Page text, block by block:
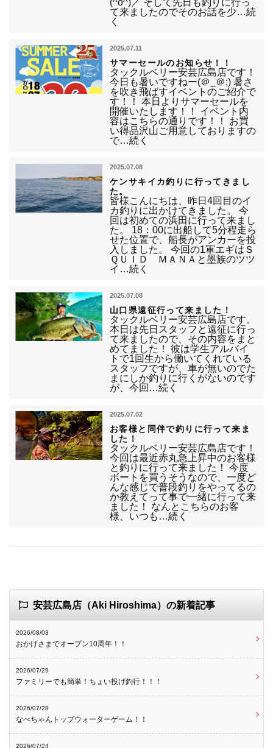
(^o^)／ そして先日も釣りに行っ
て来ましたのでそのお話を少…続
く
2025.07.11
サマーセールのお知らせ！！
タックルベリー安芸広島店です！
今日も暑いですねー(＠_＠;) 暑さ
を吹き飛ばすイベントのご紹介で
す！！ 本日よりサマーセールを
開催いたします！！ イベント内
容はこちらの通りです！！ お買
い得品沢山ご用意しておりますの
で…続く
2025.07.08
ケンサキイカ釣りに行ってきまし
た。
皆様こんにちは、昨日4回目のイ
カ釣りに出かけてきました。 今
回は初めての浜田に行って来まし
た。 18：00に出船して5分程走ら
せた位置で、船長がアンカーを投
入しました。 今回の1軍エギはＳ
ＱＵＩＤ ＭＡＮＡと墨族のツツ
イ…続く
2025.07.08
山口県遠征行って来ました！
タックルベリー安芸広島店です。
本日は先日スタッフと遠征に行っ
て来ましたので、その内容をまと
めてました！ 彼は学生アルバイ
トで1回生から働いてくれている
スタッフですが、車が無いのでた
まにしか釣りに行くがないのです
が、今回…続く
2025.07.02
お客様と同伴で釣りに行って来ま
した！
タックルベリー安芸広島店です！
今回は最近赤丸急上昇中のお客様
と釣りに行って来ました！ 今度
ボートを買うそうなので、一度ど
んな感じで普段釣りをやってるの
か教えてって事で一緒に行って来
ました！ なんとこちらのお客
様、いつも…続く
安芸広島店（Aki Hiroshima）の新着記事
2026/08/03
おかげさまでオープン10周年！！
2026/07/29
ファミリーでも簡単！ちょい投げ釣行！！！
2026/07/28
なべちゃんトップウォーターゲーム！！
2026/07/24